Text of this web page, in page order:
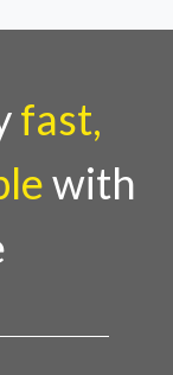
fast,
with